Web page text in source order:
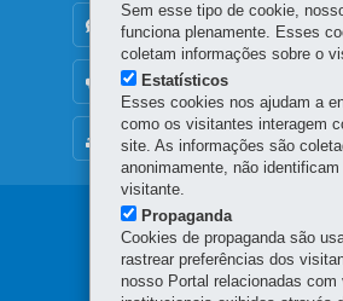
MAPA DO SITE
DENUNCIE CORRUPÇÃO
OUVIDORIA
Navegação
principal
Sem esse tipo de cookie,
funciona plenamente. Esses
coletam informações sobre o
Estatísticos
Esses cookies nos ajudam a
como os visitantes interagem
site. As informações são
anonimamente, não identificam
visitante.
Propaganda
Cookies de propaganda são
rastrear preferências dos
nosso Portal relacionadas com